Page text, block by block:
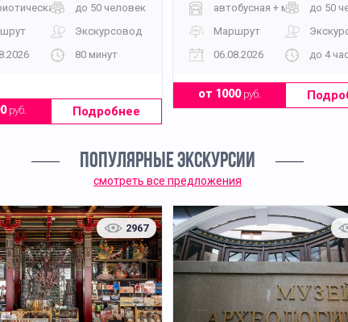
до 50 человек
Экскурсовод
80 минут
руб. Подробнее
автобусная + музей до 50
Маршрут
06.08.2026
до 4
от 1000руб.
ПОПУЛЯРНЫЕ ЭКСКУРСИИ
смотреть все предложения
2967